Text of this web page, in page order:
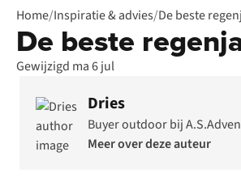
Home/Inspiratie & advies/De beste
De beste
Gewijzigd ma 6 jul
Dries
Buyer outdoor bij
Meer over deze auteur